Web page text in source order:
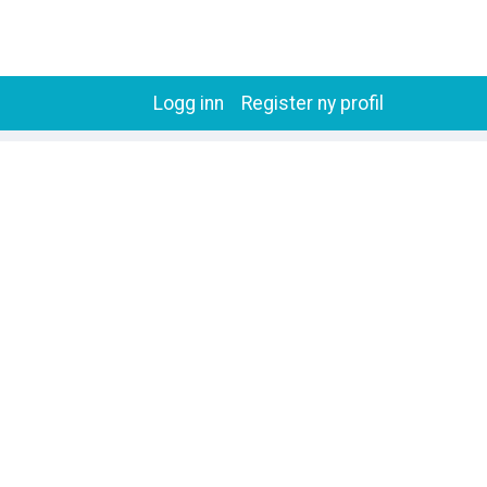
Register ny profil
Logg inn